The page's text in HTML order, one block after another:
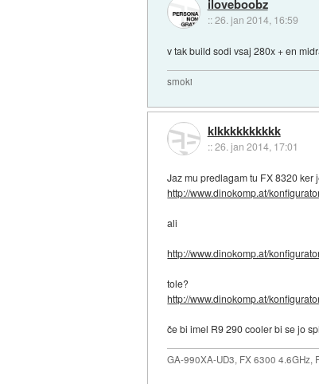
iloveboobz
::26. jan 2014, 16:59
v tak build sodi vsaj 280x + en
smoki
klkkkkkkkkkk
::26. jan 2014, 17:01
Jaz mu predlagam tu FX 8320 ker
http://www.dinokomp.at/
ali
http://www.dinokomp.at/
tole?
http://www.dinokomp.at/
če bi imel R9 290 cooler bi se jo
GA-990XA-UD3, FX 6300 4.6GHz,